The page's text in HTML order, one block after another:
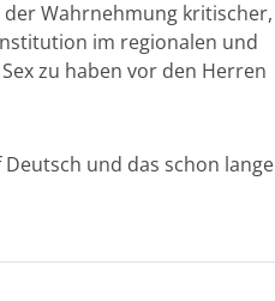
der Wahrnehmung kritischer,
im regionalen und
zu haben vor den Herren
und das schon lange